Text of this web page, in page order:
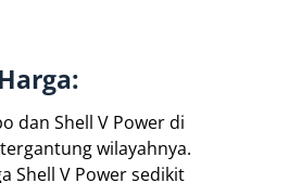
dan Shell V Power di
wilayahnya.
Shell V Power sedikit